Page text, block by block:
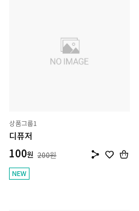
상품그룹1
디퓨저
100원 200원
NEW